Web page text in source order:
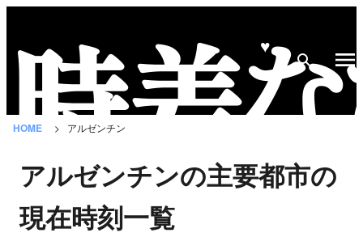
♥
HOME アルゼンチン
アルゼンチンの主要都市の
現在時刻一覧
な
と
は？
国